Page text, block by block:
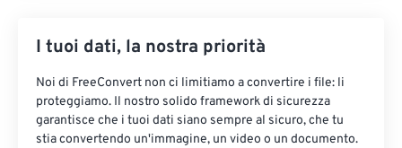
I tuoi dati, la nostra priorità
Noi di FreeConvert non ci limitiamo a convertire i file: li
proteggiamo. Il nostro solido framework di sicurezza
garantisce che i tuoi dati siano sempre al sicuro, che tu
stia convertendo un'immagine, un video o un documento.